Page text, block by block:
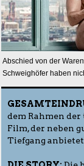
Abschied von der
Schweighöfer haben
dem Rahmen
Film, der neben
Tiefgang